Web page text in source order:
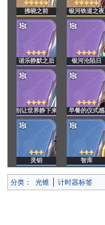
拂晓之前 银河铁道之夜
谐乐静默之后 银河沦陷日
别让世界静下来 早餐的仪式感
灵钥 智库
分类 ： 光锥 计时器标签